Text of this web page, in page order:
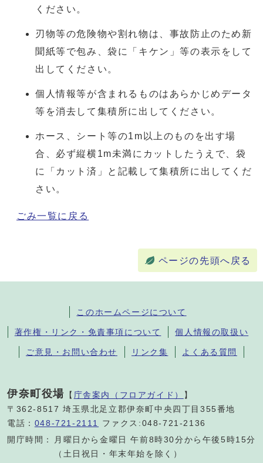
ください。
刃物等の危険物や割れ物は、事故防止のため新
聞紙等で包み、袋に「キケン」等の表示をして
出してください。
個人情報等が含まれるものはあらかじめデータ
等を消去して集積所に出してください。
ホース、シート等の1m以上のものを出す場
合、必ず縦横1m未満にカットしたうえで、袋
に「カット済」と記載して集積所に出してくだ
さい。
ごみ一覧に戻る
ページの先頭へ戻る
このホームページについて
著作権・リンク・免責事項について 個人情報の取扱い
ご意見・お問い合わせ リンク集 よくある質問
伊奈町役場 【 庁舎案内（フロアガイド） 】
〒362-8517 埼玉県北足立郡伊奈町中央四丁目355番地
電話： 048-721-2111
ファクス:048-721-2136
開庁時間：
月曜日から金曜日 午前8時30分から午後5時15分
（土日祝日・年末年始を除く）